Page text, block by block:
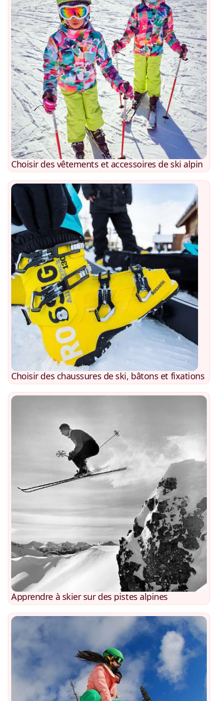
Choisir des vêtements et accessoires de ski alpin
Choisir des chaussures de ski, bâtons et fixations
Apprendre à skier sur des pistes alpines